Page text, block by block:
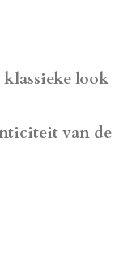
look
van de